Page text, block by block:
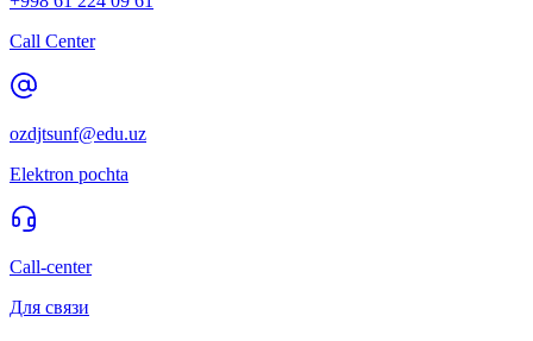
Call Center
ozdjtsunf@edu.uz
Elektron pochta
Call-center
Для связи